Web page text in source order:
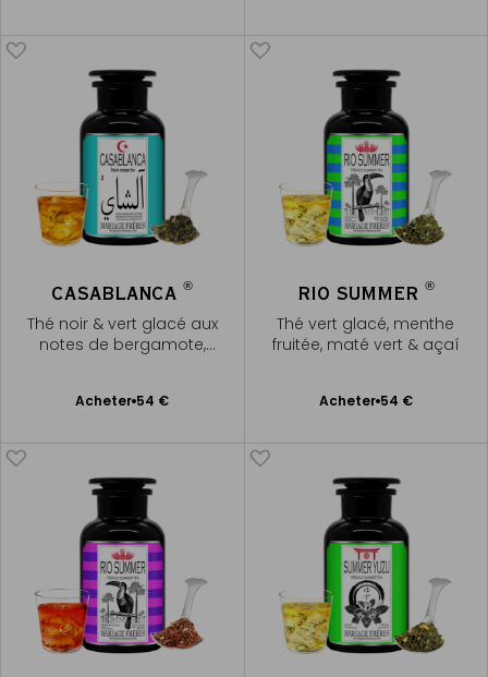
CASABLANCA®
Thé noir & vert glacé aux
notes de bergamote,
Acheter 54 €
Ajouter
RIO SUMMER ®
Thé vert glacé, menthe
fruitée, maté vert & açaí
Acheter 54 €
Ajouter